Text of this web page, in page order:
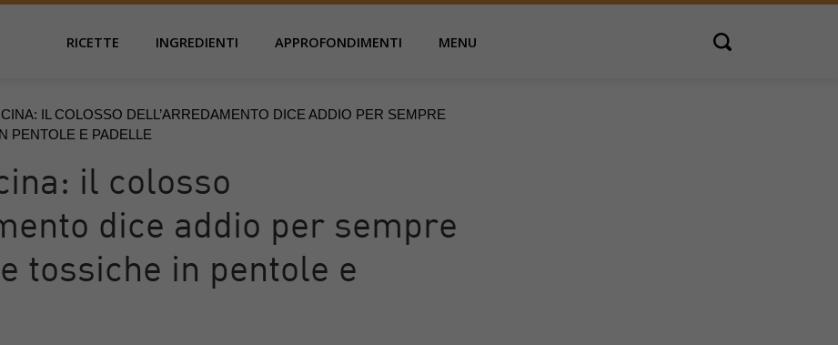
RICETTE INGREDIENTI APPROFONDIMENTI MENU Open search
IL COLOSSO DELL’ARREDAMENTO DICE ADDIO PER SEMPRE
PENTOLE E PADELLE
il colosso
dice addio per sempre
tossiche in pentole e